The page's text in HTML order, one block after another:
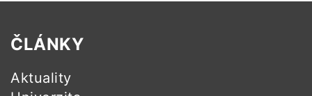
ČLÁNKY
Aktuality